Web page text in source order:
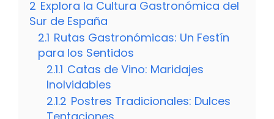
2 Explora la Cultura Gastronómica del
Sur de España
2.1 Rutas Gastronómicas: Un Festín
para los Sentidos
2.1.1 Catas de Vino: Maridajes
Inolvidables
2.1.2 Postres Tradicionales: Dulces